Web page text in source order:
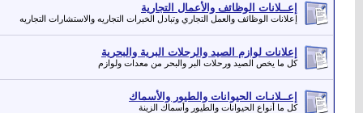
إعــلانات الوظائف والأعمال التجارية
إعلانات الوظائف والعمل التجاري وتبادل الخبرات التجاريه والاستشارات التجاريه
إعلانات لوازم الصيد والرحلات البرية والبحرية
كل ما يخص الصيد ورحلات البر والبحر من معدات ولوازم
إعــلانـات الحيوانات والطيور والأسماك
كل ما أنواع الحيوانات والطيور وأسماك الزينة